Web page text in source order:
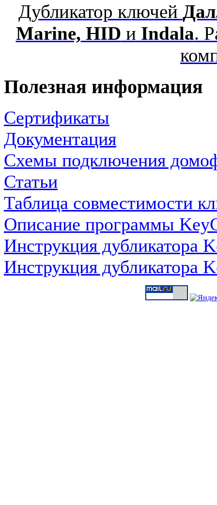
Дубликатор ключей
Marine, HID и Indala.
Полезная информация
Сертификаты
Документация
Схемы подключения
Статьи
Таблица совместимости
Описание программы
Инструкция дубликатора
Инструкция дубликатора